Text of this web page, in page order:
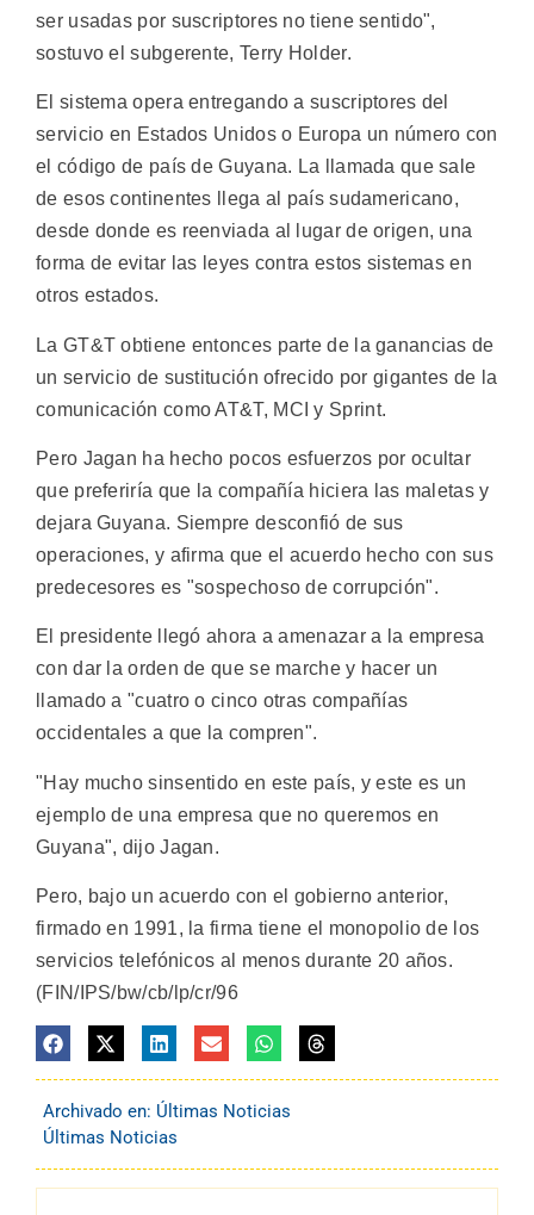
ser usadas por suscriptores no tiene sentido",
sostuvo el subgerente, Terry Holder.
El sistema opera entregando a suscriptores del
servicio en Estados Unidos o Europa un número con
el código de país de Guyana. La llamada que sale
de esos continentes llega al país sudamericano,
desde donde es reenviada al lugar de origen, una
forma de evitar las leyes contra estos sistemas en
otros estados.
La GT&T obtiene entonces parte de la ganancias de
un servicio de sustitución ofrecido por gigantes de la
comunicación como AT&T, MCI y Sprint.
Pero Jagan ha hecho pocos esfuerzos por ocultar
que preferiría que la compañía hiciera las maletas y
dejara Guyana. Siempre desconfió de sus
operaciones, y afirma que el acuerdo hecho con sus
predecesores es "sospechoso de corrupción".
El presidente llegó ahora a amenazar a la empresa
con dar la orden de que se marche y hacer un
llamado a "cuatro o cinco otras compañías
occidentales a que la compren".
"Hay mucho sinsentido en este país, y este es un
ejemplo de una empresa que no queremos en
Guyana", dijo Jagan.
Pero, bajo un acuerdo con el gobierno anterior,
firmado en 1991, la firma tiene el monopolio de los
servicios telefónicos al menos durante 20 años.
(FIN/IPS/bw/cb/lp/cr/96
Archivado en: Últimas Noticias
Últimas Noticias